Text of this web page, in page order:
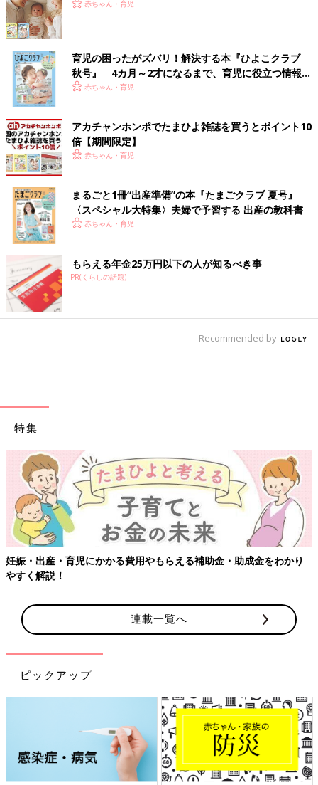
赤ちゃん・育児
育児の困ったがズバリ！解決する本『ひよこクラブ
秋号』 4カ月～2才になるまで、育児に役立つ情報が
いっぱい！
赤ちゃん・育児
アカチャンホンポでたまひよ雑誌を買うとポイント10
倍【期間限定】
赤ちゃん・育児
まるごと1冊“出産準備”の本『たまごクラブ 夏号』
〈スペシャル大特集〉夫婦で予習する 出産の教科書
赤ちゃん・育児
もらえる年金25万円以下の人が知るべき事
PR(くらしの話題)
Recommended by
特集
妊娠・出産・育児にかかる費用やもらえる補助金・助成金をわかり
やすく解説！
連載一覧へ
ピックアップ